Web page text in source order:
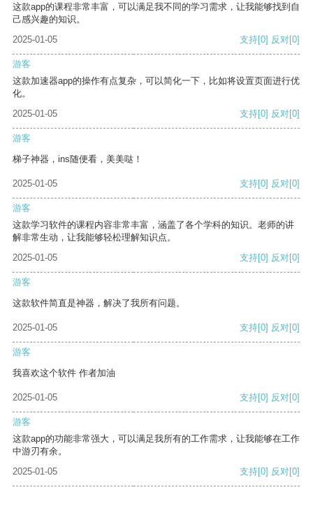
这款app的课程非常丰富，可以满足我不同的学习需求，让我能够找到自
己感兴趣的知识。
2025-01-05
支持[0] 反对[0]
游客
这款加速器app的操作有点复杂，可以简化一下，比如将设置页面进行优
化。
2025-01-05
支持[0] 反对[0]
游客
梯子神器，ins随便看，美美哒！
2025-01-05 支持[0] 反对[0]
游客
这款学习软件的课程内容非常丰富，涵盖了各个学科的知识。老师的讲
解非常生动，让我能够轻松理解知识点。
2025-01-05
支持[0] 反对[0]
游客
这款软件简直是神器，解决了我所有问题。
2025-01-05 支持[0] 反对[0]
游客
我喜欢这个软件 作者加油
2025-01-05 支持[0] 反对[0]
游客
这款app的功能非常强大，可以满足我所有的工作需求，让我能够在工作
中游刃有余。
2025-01-05
支持[0] 反对[0]